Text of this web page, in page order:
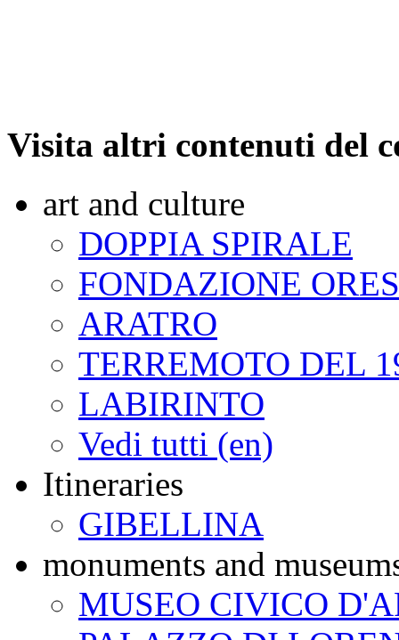
Visita altri contenuti del
art and culture
DOPPIA SPIRALE
FONDAZIONE
ARATRO
TERREMOTO DEL
LABIRINTO
Vedi tutti (en)
Itineraries
GIBELLINA
monuments and
MUSEO CIVICO